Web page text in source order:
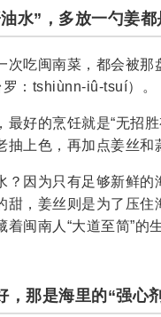
水”，多放一勺姜都
次吃闽南菜，都会被
罗：tshiùnn-iû-tsuí）。
最好的烹饪就是“无招
抽上色，再加点姜丝和
？因为只有足够新鲜
甜，姜丝则是为了压住
着闽南人“大道至简”
，那是海里的“强心